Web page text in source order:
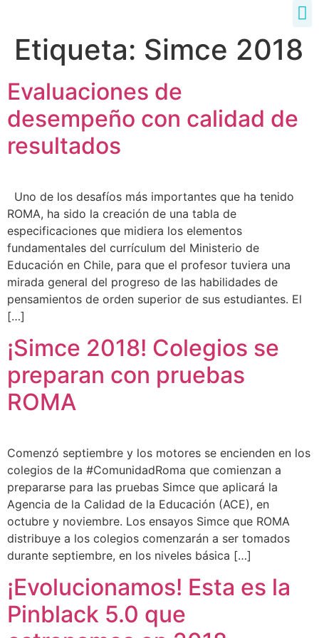
Etiqueta: Simce 2018
Evaluaciones de
desempeño con calidad de
resultados
Uno de los desafíos más importantes que ha tenido
ROMA, ha sido la creación de una tabla de
especificaciones que midiera los elementos
fundamentales del currículum del Ministerio de
Educación en Chile, para que el profesor tuviera una
mirada general del progreso de las habilidades de
pensamientos de orden superior de sus estudiantes. El
[…]
¡Simce 2018! Colegios se
preparan con pruebas
ROMA
Comenzó septiembre y los motores se encienden en los
colegios de la #ComunidadRoma que comienzan a
prepararse para las pruebas Simce que aplicará la
Agencia de la Calidad de la Educación (ACE), en
octubre y noviembre. Los ensayos Simce que ROMA
distribuye a los colegios comenzarán a ser tomados
durante septiembre, en los niveles básica […]
¡Evolucionamos! Esta es la
Pinblack 5.0 que